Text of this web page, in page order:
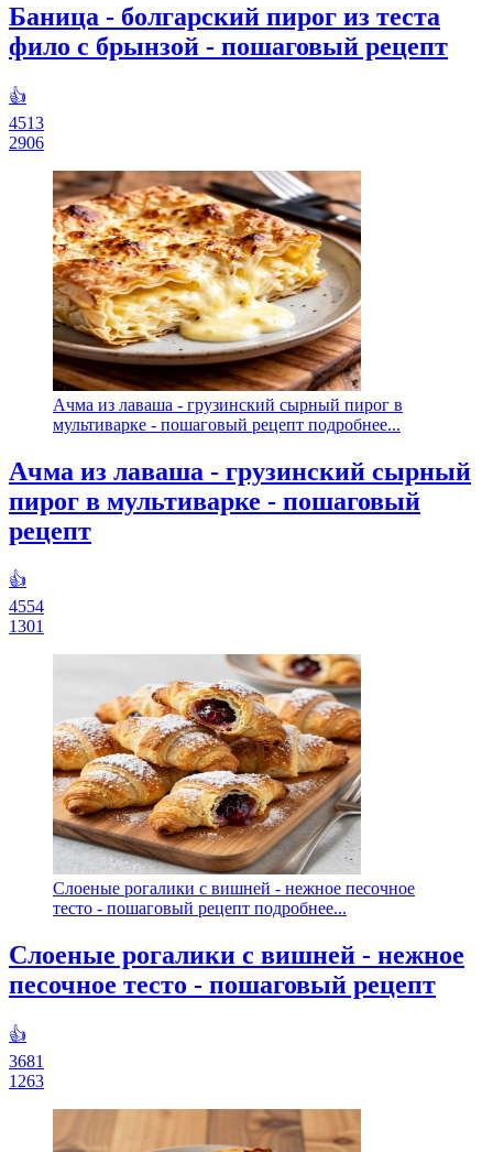
Баница - болгарский пирог из теста
фило с брынзой - пошаговый рецепт
👍
4513
2906
Ачма из лаваша - грузинский сырный пирог в
мультиварке - пошаговый рецепт подробнее...
Ачма из лаваша - грузинский сырный
пирог в мультиварке - пошаговый
рецепт
👍
4554
1301
Слоеные рогалики с вишней - нежное песочное
тесто - пошаговый рецепт подробнее...
Слоеные рогалики с вишней - нежное
песочное тесто - пошаговый рецепт
👍
3681
1263